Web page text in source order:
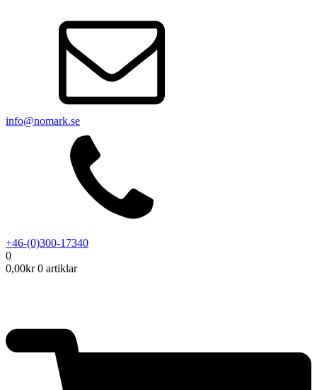
info@nomark.se
+46-(0)300-17340
0
0,00kr 0 artiklar